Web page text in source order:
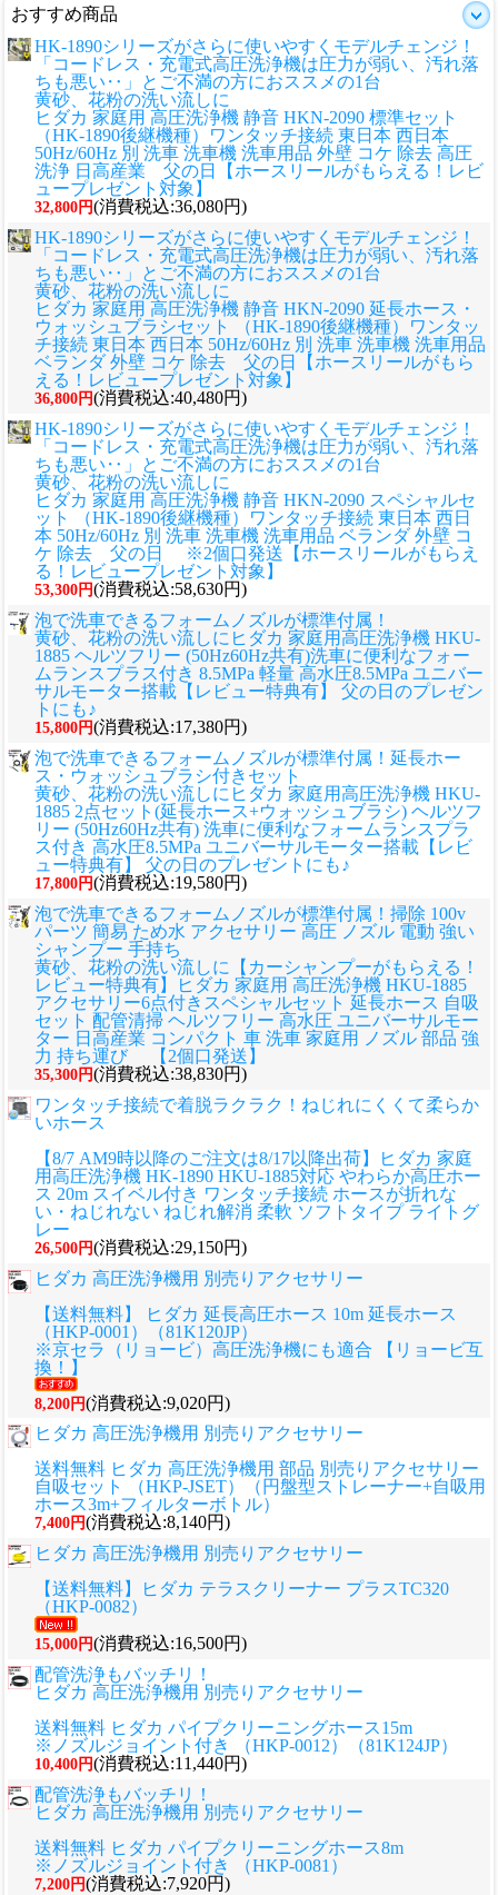
おすすめ商品
HK-1890シリーズがさらに使いやすくモデルチェンジ！
「コードレス・充電式高圧洗浄機は圧力が弱い、汚れ落
ちも悪い‥」とご不満の方におススメの1台
黄砂、花粉の洗い流しに
ヒダカ 家庭用 高圧洗浄機 静音 HKN-2090 標準セット
（HK-1890後継機種）ワンタッチ接続 東日本 西日本
50Hz/60Hz 別 洗車 洗車機 洗車用品 外壁 コケ 除去 高圧
洗浄 日高産業 父の日【ホースリールがもらえる！レビ
ュープレゼント対象】
32,800円(消費税込:36,080円)
HK-1890シリーズがさらに使いやすくモデルチェンジ！
「コードレス・充電式高圧洗浄機は圧力が弱い、汚れ落
ちも悪い‥」とご不満の方におススメの1台
黄砂、花粉の洗い流しに
ヒダカ 家庭用 高圧洗浄機 静音 HKN-2090 延長ホース・
ウォッシュブラシセット （HK-1890後継機種）ワンタッ
チ接続 東日本 西日本 50Hz/60Hz 別 洗車 洗車機 洗車用品
ベランダ 外壁 コケ 除去 父の日【ホースリールがもら
える！レビュープレゼント対象】
36,800円(消費税込:40,480円)
HK-1890シリーズがさらに使いやすくモデルチェンジ！
「コードレス・充電式高圧洗浄機は圧力が弱い、汚れ落
ちも悪い‥」とご不満の方におススメの1台
黄砂、花粉の洗い流しに
ヒダカ 家庭用 高圧洗浄機 静音 HKN-2090 スペシャルセ
ット （HK-1890後継機種）ワンタッチ接続 東日本 西日
本 50Hz/60Hz 別 洗車 洗車機 洗車用品 ベランダ 外壁 コ
ケ 除去 父の日 ※2個口発送【ホースリールがもらえ
る！レビュープレゼント対象】
53,300円(消費税込:58,630円)
泡で洗車できるフォームノズルが標準付属！
黄砂、花粉の洗い流しに ヒダカ 家庭用高圧洗浄機 HKU-
1885 ヘルツフリー (50Hz60Hz共有)洗車に便利なフォー
ムランスプラス付き 8.5MPa 軽量 高水圧8.5MPa ユニバー
サルモーター搭載【レビュー特典有】 父の日のプレゼン
トにも♪
15,800円(消費税込:17,380円)
泡で洗車できるフォームノズルが標準付属！延長ホー
ス・ウォッシュブラシ付きセット
黄砂、花粉の洗い流しに ヒダカ 家庭用高圧洗浄機 HKU-
1885 2点セット(延長ホース+ウォッシュブラシ) ヘルツフ
リー (50Hz60Hz共有) 洗車に便利なフォームランスプラ
ス付き 高水圧8.5MPa ユニバーサルモーター搭載【レビ
ュー特典有】 父の日のプレゼントにも♪
17,800円(消費税込:19,580円)
泡で洗車できるフォームノズルが標準付属！掃除 100v
パーツ 簡易 ため水 アクセサリー 高圧 ノズル 電動 強い
シャンプー 手持ち
黄砂、花粉の洗い流しに
【カーシャンプーがもらえる！
レビュー特典有】ヒダカ 家庭用 高圧洗浄機 HKU-1885
アクセサリー6点付きスペシャルセット 延長ホース 自吸
セット 配管清掃 ヘルツフリー 高水圧 ユニバーサルモー
ター 日高産業 コンパクト 車 洗車 家庭用 ノズル 部品 強
力 持ち運び 【2個口発送】
35,300円(消費税込:38,830円)
ワンタッチ接続で着脱ラクラク！ねじれにくくて柔らか
いホース
【8/7 AM9時以降のご注文は8/17以降出荷】ヒダカ 家庭
用高圧洗浄機 HK-1890 HKU-1885対応 やわらか高圧ホー
ス 20m スイベル付き ワンタッチ接続 ホースが折れな
い・ねじれない ねじれ解消 柔軟 ソフトタイプ ライトグ
レー
26,500円(消費税込:29,150円)
ヒダカ 高圧洗浄機用 別売りアクセサリー
【送料無料】 ヒダカ 延長高圧ホース 10m 延長ホース
（HKP-0001）（81K120JP）
※京セラ（リョービ）高圧洗浄機にも適合 【リョービ互
換！】
8,200円(消費税込:9,020円)
ヒダカ 高圧洗浄機用 別売りアクセサリー
送料無料 ヒダカ 高圧洗浄機用 部品 別売りアクセサリー
自吸セット （HKP-JSET）（円盤型ストレーナー+自吸用
ホース3m+フィルターボトル）
7,400円(消費税込:8,140円)
ヒダカ 高圧洗浄機用 別売りアクセサリー
【送料無料】ヒダカ テラスクリーナー プラスTC320
（HKP-0082）
15,000円(消費税込:16,500円)
配管洗浄もバッチリ！
ヒダカ 高圧洗浄機用 別売りアクセサリー
送料無料 ヒダカ パイプクリーニングホース15m
※ノズルジョイント付き （HKP-0012）（81K124JP）
10,400円(消費税込:11,440円)
配管洗浄もバッチリ！
ヒダカ 高圧洗浄機用 別売りアクセサリー
送料無料 ヒダカ パイプクリーニングホース8m
※ノズルジョイント付き （HKP-0081）
7,200円(消費税込:7,920円)